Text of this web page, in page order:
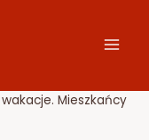
Mieszkańcy